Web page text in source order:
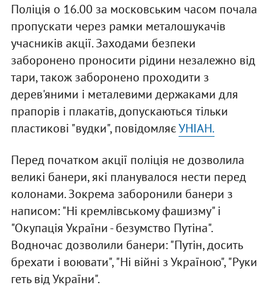
Поліція о 16.00 за московським часом почала
пропускати через рамки металошукачів
учасників акції. Заходами безпеки
заборонено проносити рідини незалежно від
тари, також заборонено проходити з
дерев'яними і металевими держаками для
прапорів і плакатів, допускаються тільки
пластикові "вудки", повідомляєУНІАН.
Перед початком акції поліція не дозволила
великі банери, які планувалося нести перед
колонами. Зокрема заборонили банери з
написом: "Ні кремлівському фашизму" і
"Окупація України - безумство Путіна".
Водночас дозволили банери: "Путін, досить
брехати і воювати", "Ні війні з Україною", "Руки
геть від України".